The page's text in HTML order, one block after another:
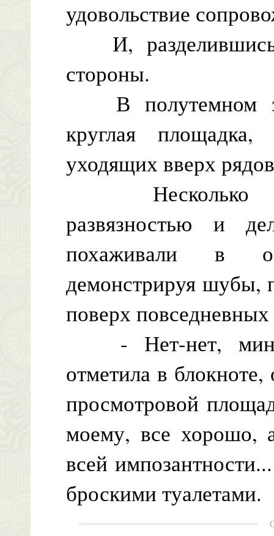
удовольствие
И,
стороны.
В полутемном
круглая площадка,
уходящих вверх
Несколько
развязностью и
похаживали в
демонстрируя шубы,
поверх
- Нет-нет,
отметила в
просмотровой
моему, все хорошо,
всей
броскими туалетами.